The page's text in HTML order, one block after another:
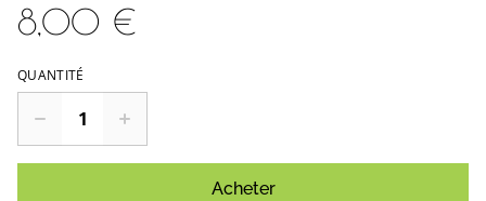
8,00 €
QUANTITÉ
Acheter